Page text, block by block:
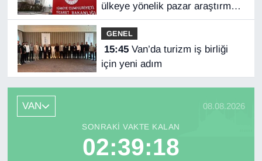
ülkeye yönelik pazar araştırması
hazırladı
GENEL
15:45Van’da turizm iş birliği
için yeni adım
VAN 08.08.2026
SONRAKI VAKTE KALAN
02:39:17